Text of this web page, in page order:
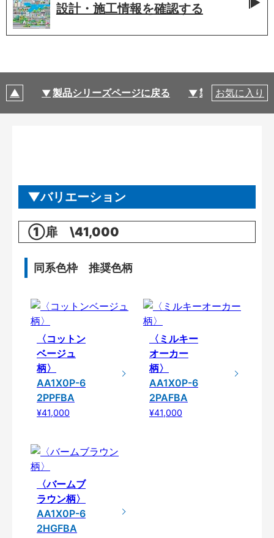
設計・施工情報を確認する
製品シリーズページに戻る 製品仕様
お気に入り
バリエーション
①扉 \41,000
同系色枠 推奨色柄
〈コットン
ベージュ
柄〉
AA1X0P-6
2PPFBA
¥41,000
〈ミルキー
オーカー
柄〉
AA1X0P-6
2PAFBA
¥41,000
〈バームブ
ラウン柄〉
AA1X0P-6
2HGFBA